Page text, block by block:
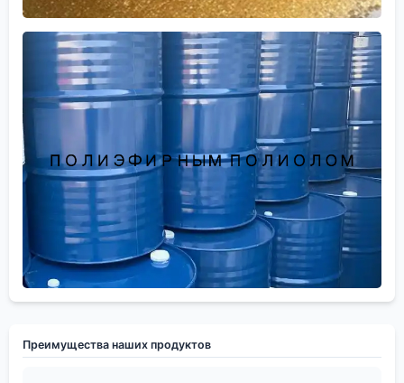
Преимущества наших продуктов